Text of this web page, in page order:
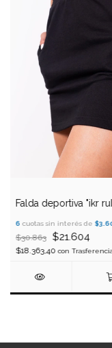
Falda deportiva "ikr
6 cuotas sin interés de
$30.863 $21.604
$18.363,40con